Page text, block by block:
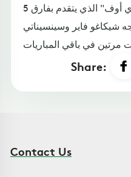
التاسع الأخير المؤهل إلى "بلاي أوف" الذي يتقدم بفارق 5
شيكاغو فاير وسينسيناتي
Share:
Contact Us